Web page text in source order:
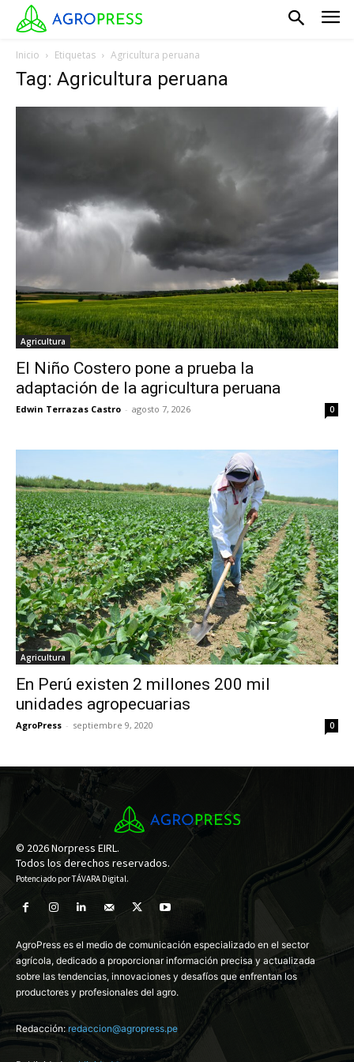
Inicio Etiquetas Agricultura peruana
Tag: Agricultura peruana
Agricultura
El Niño Costero pone a prueba la
adaptación de la agricultura peruana
Edwin Terrazas Castro - agosto 7, 2026 0
Agricultura
En Perú existen 2 millones 200 mil
unidades agropecuarias
AgroPress - septiembre 9, 2020 0
© 2026 Norpress EIRL.
Todos los derechos reservados.
Potenciado porTÁVARA Digital.
AgroPress es el medio de comunicación especializado en el sector
agrícola, dedicado a proporcionar información precisa y actualizada
sobre las tendencias, innovaciones y desafíos que enfrentan los
productores y profesionales del agro.
Redacción: redaccion@agropress.pe